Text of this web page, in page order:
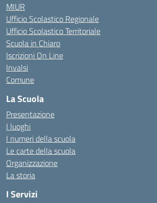
MIUR
Ufficio Scolastico Regionale
Ufficio Scolastico Territoriale
Scuola in Chiaro
Iscrizioni On Line
Invalsi
Comune
La Scuola
Presentazione
I luoghi
I numeri della scuola
Le carte della scuola
Organizzazione
La storia
I Servizi